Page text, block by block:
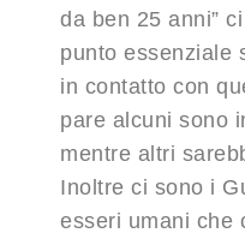
da ben 25 anni”
punto essenziale
in contatto con
pare alcuni sono
mentre altri
Inoltre ci sono i
esseri umani che